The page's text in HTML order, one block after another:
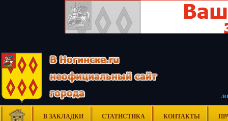
В ЗАКЛАДКИ СТАТИСТИКА КОНТАКТЫ